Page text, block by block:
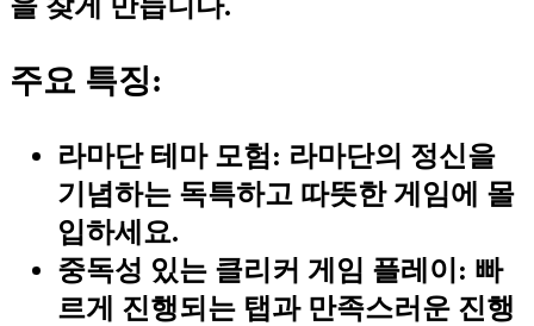
을 찾게 만듭니다.
주요 특징:
라마단 테마 모험: 라마단의 정신을
기념하는 독특하고 따뜻한 게임에 몰
입하세요.
중독성 있는 클리커 게임 플레이: 빠
르게 진행되는 탭과 만족스러운 진행